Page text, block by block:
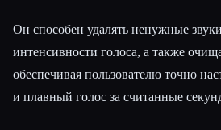
Он способен удалять ненужные
интенсивности голоса, а также
обеспечивая пользователю точно
и плавный голос за считанные